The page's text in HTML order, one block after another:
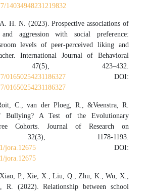
14034948231219832
H. N. (2023). Prospective associations of
aggression with social preference:
levels of peer-perceived liking and
International Journal of Behavioral
47(5), 423–432.
01650254231186327 DOI:
01650254231186327
C., van der Ploeg, R., &Veenstra, R.
Bullying? A Test of the Evolutionary
Cohorts. Journal of Research on
32(3), 1178-1193.
jora.12675 DOI:
jora.12675
P., Xie, X., Liu, Q., Zhu, K., Wu, X.,
(2022). Relationship between school